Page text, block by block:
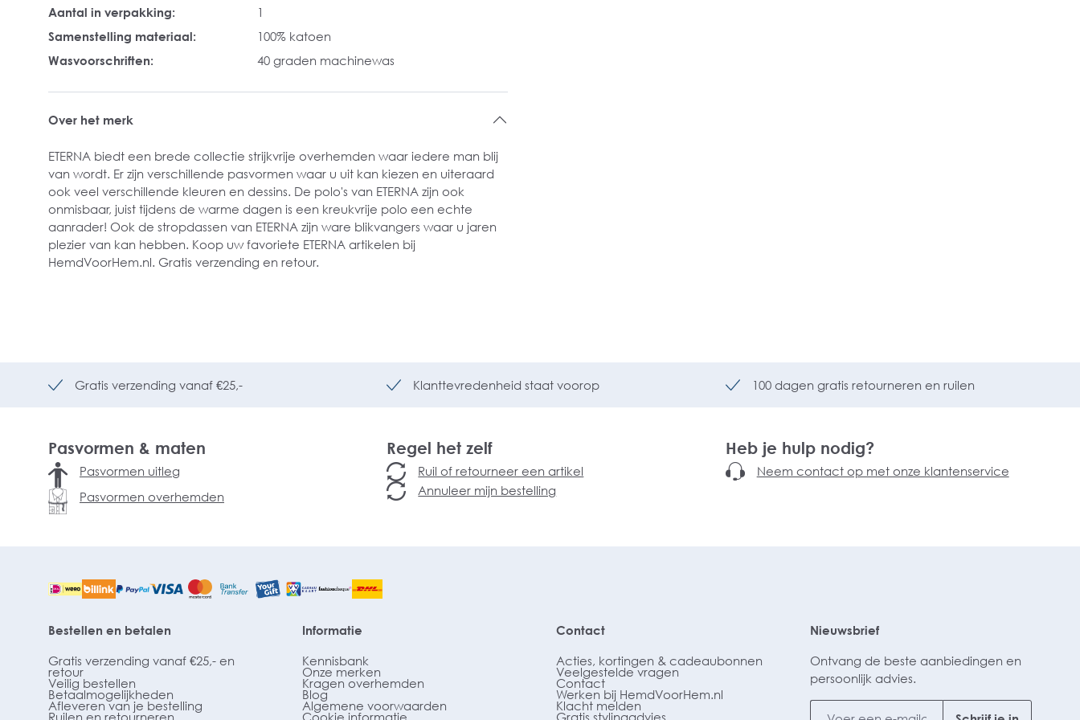
Aantal in verpakking:
1
Samenstelling materiaal:
100% katoen
Wasvoorschriften:
40 graden machinewas
Over het merk
ETERNA biedt een brede collectie strijkvrije overhemden waar iedere man blij
van wordt. Er zijn verschillende pasvormen waar u uit kan kiezen en uiteraard
ook veel verschillende kleuren en dessins. De polo's van ETERNA zijn ook
onmisbaar, juist tijdens de warme dagen is een kreukvrije polo een echte
aanrader! Ook de stropdassen van ETERNA zijn ware blikvangers waar u jaren
plezier van kan hebben. Koop uw favoriete ETERNA artikelen bij
HemdVoorHem.nl. Gratis verzending en retour.
Gratis verzending vanaf €25,- Klanttevredenheid staat voorop 100 dagen gratis retourneren en ruilen
Pasvormen & maten
Pasvormen uitleg
Pasvormen overhemden
Regel het zelf
Ruil of retourneer een artikel
Annuleer mijn bestelling
Heb je hulp nodig?
Neem contact op met onze klantenservice
Bestellen en betalen
Gratis verzending vanaf €25,- en
retour
Veilig bestellen
Betaalmogelijkheden
Afleveren van je bestelling
Ruilen en retourneren
Informatie
Kennisbank
Onze merken
Kragen overhemden
Blog
Algemene voorwaarden
Cookie informatie
Contact
Acties, kortingen & cadeaubonnen
Veelgestelde vragen
Contact
Werken bij HemdVoorHem.nl
Klacht melden
Gratis stylingadvies
Nieuwsbrief
Ontvang de beste aanbiedingen en
persoonlijk advies.